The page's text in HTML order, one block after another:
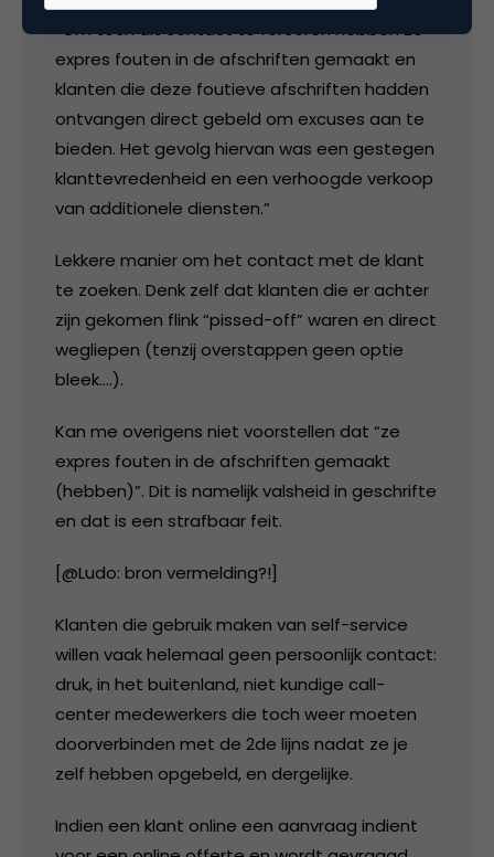
“Om toch dit contact te forceren hebben ze
expres fouten in de afschriften gemaakt en
klanten die deze foutieve afschriften hadden
ontvangen direct gebeld om excuses aan te
bieden. Het gevolg hiervan was een gestegen
klanttevredenheid en een verhoogde verkoop
van additionele diensten.”
Lekkere manier om het contact met de klant
te zoeken. Denk zelf dat klanten die er achter
zijn gekomen flink “pissed-off” waren en direct
wegliepen (tenzij overstappen geen optie
bleek….).
Kan me overigens niet voorstellen dat “ze
expres fouten in de afschriften gemaakt
(hebben)”. Dit is namelijk valsheid in geschrifte
en dat is een strafbaar feit.
[@Ludo: bron vermelding?!]
Klanten die gebruik maken van self-service
willen vaak helemaal geen persoonlijk contact:
druk, in het buitenland, niet kundige call-
center medewerkers die toch weer moeten
doorverbinden met de 2de lijns nadat ze je
zelf hebben opgebeld, en dergelijke.
Indien een klant online een aanvraag indient